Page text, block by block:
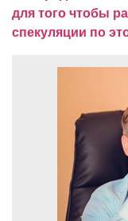
для того чтобы
спекуляции по